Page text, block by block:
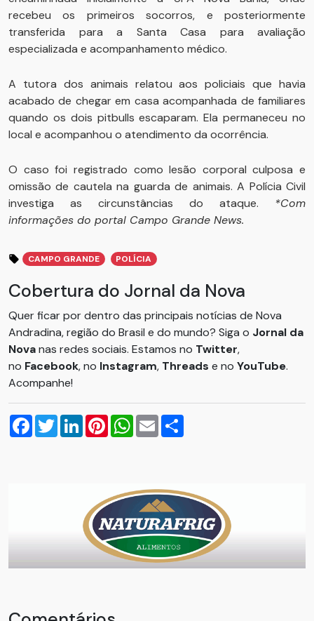
recebeu os primeiros socorros, e posteriormente
transferida para a Santa Casa para avaliação
especializada e acompanhamento médico.
A tutora dos animais relatou aos policiais que havia
acabado de chegar em casa acompanhada de familiares
quando os dois pitbulls escaparam. Ela permaneceu no
local e acompanhou o atendimento da ocorrência.
O caso foi registrado como lesão corporal culposa e
omissão de cautela na guarda de animais. A Polícia Civil
investiga as circunstâncias do ataque. *Com
informações do portal Campo Grande News.
CAMPO GRANDE POLÍCIA
Cobertura do Jornal da Nova
Quer ficar por dentro das principais notícias de Nova
Andradina, região do Brasil e do mundo? Siga o Jornal da
Novanas redes sociais. Estamos no Twitter,
no Facebook, no Instagram, Threads e no YouTube.
Acompanhe!
Facebook
TwitterLinkedInPinterestWhatsApp
Email